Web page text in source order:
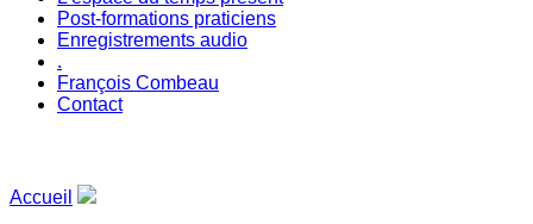
Post-formations praticiens
Enregistrements audio
.
François Combeau
Contact
Accueil